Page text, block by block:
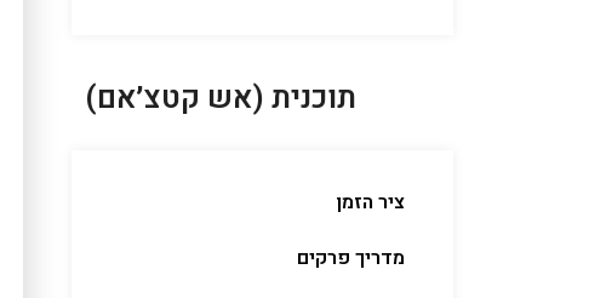
תוכנית (אש קטצ׳אם)
ציר הזמן
מדריך פרקים